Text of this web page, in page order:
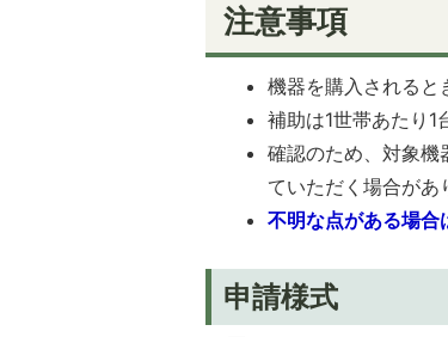
注意事項
機器を購入されると
補助は1世帯あたり1
確認のため、対象機
ていただく場合があ
不明な点がある場合
申請様式